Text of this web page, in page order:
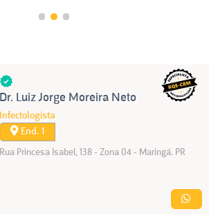
Dr. Luiz Jorge Moreira Neto
Infectologista
End. 1
Rua Princesa Isabel, 138 - Zona 04 - Maringá. PR